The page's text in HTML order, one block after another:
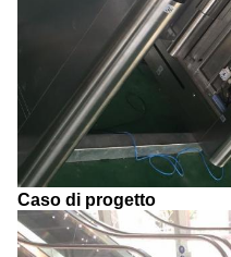
Caso di progetto